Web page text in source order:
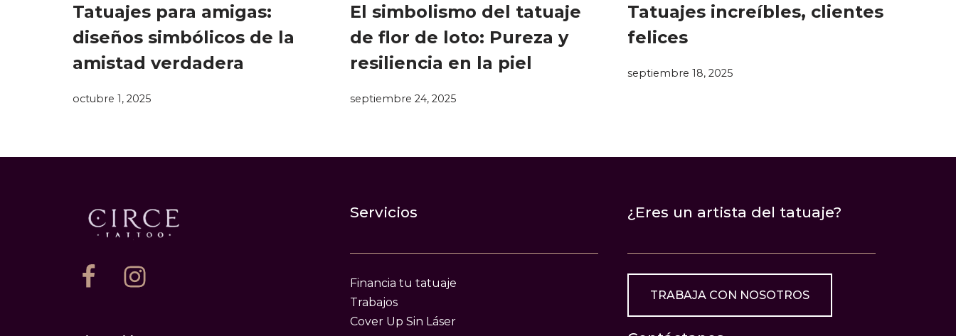
Tatuajes para amigas:
diseños simbólicos de la
amistad verdadera
octubre 1, 2025
El simbolismo del tatuaje
de flor de loto: Pureza y
resiliencia en la piel
septiembre 24, 2025
Tatuajes increíbles, clientes
felices
septiembre 18, 2025
Servicios
Financia tu tatuaje
Trabajos
Cover Up Sin Láser
¿Eres un artista del tatuaje?
TRABAJA CON NOSOTROS